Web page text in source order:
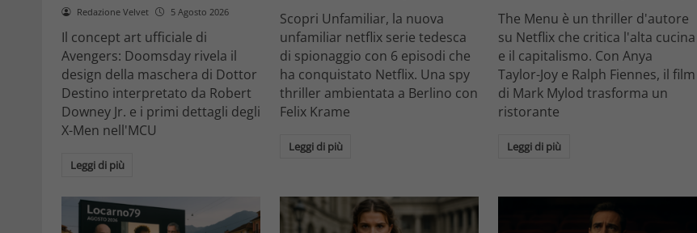
Redazione Velvet 5 Agosto 2026
Il concept art ufficiale di
Avengers: Doomsday rivela il
design della maschera di Dottor
Destino interpretato da Robert
Downey Jr. e i primi dettagli degli
X-Men nell'MCU
Leggi di più
Scopri Unfamiliar, la nuova
unfamiliar netflix serie tedesca
di spionaggio con 6 episodi che
ha conquistato Netflix. Una spy
thriller ambientata a Berlino con
Felix Krame
Leggi di più
The Menu è un thriller d'autore
su Netflix che critica l'alta cucina
e il capitalismo. Con Anya
Taylor-Joy e Ralph Fiennes, il film
di Mark Mylod trasforma un
ristorante
Leggi di più